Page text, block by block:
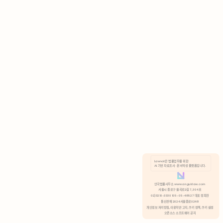
분석 쿠키 허용
Lawvot은 법률업무를 위한
AI 기반 자료조사 · 문서작성 플랫폼입니다.
안국법률사무소 www.anguklaw.com
서울시 종로구 율곡로2길 7, 304호
02)3210-3330 105-05-48527 대표 정희찬
통신판매 2024서울종로0248
개인정보 처리방침, 이용약관 고지, 쿠키 정책, 쿠키 설정
오픈소스 소프트웨어 공지